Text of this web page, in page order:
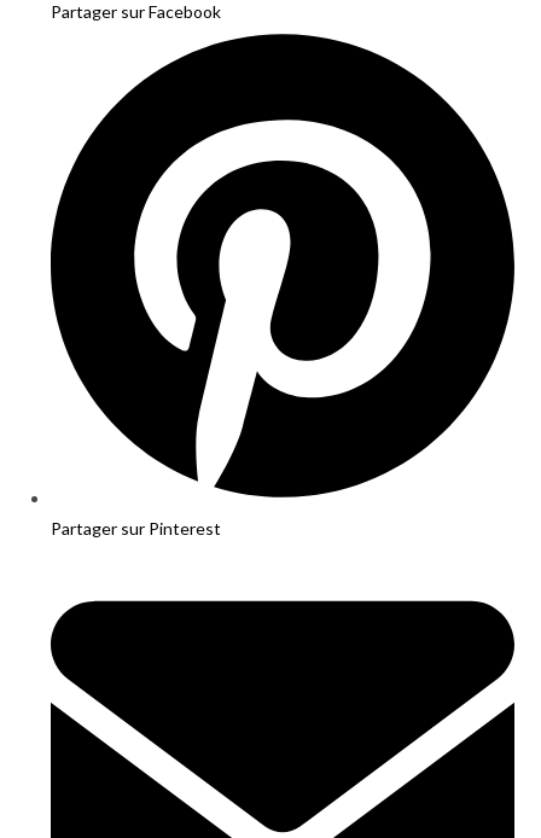
Partager sur Facebook
Partager sur Pinterest